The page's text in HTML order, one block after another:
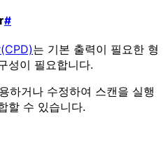
#
는 기본 출력이 필요한 형
성이 필요합니다.
하거나 수정하여 스캔을 실행
할 수 있습니다.